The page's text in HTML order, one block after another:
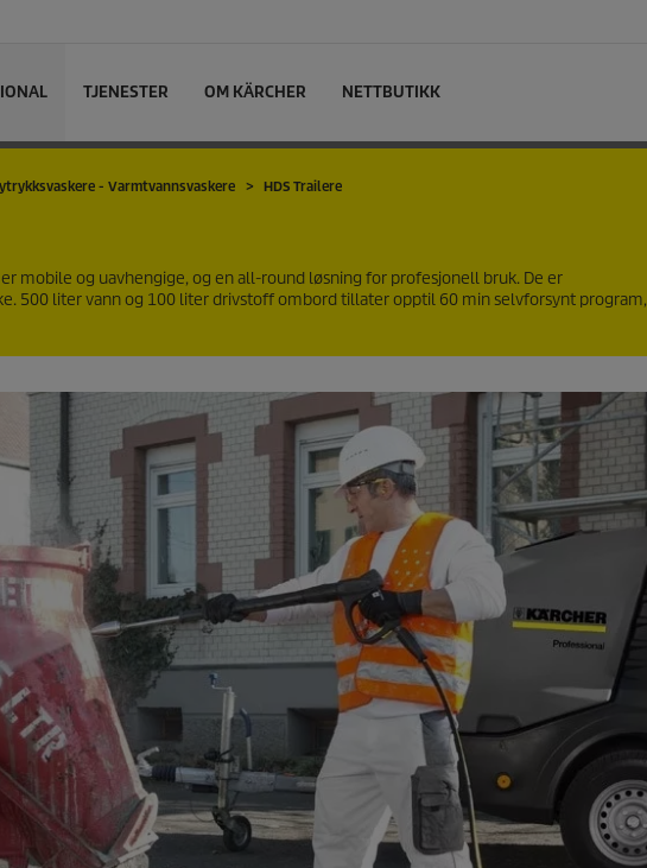
TJENESTER OM KÄRCHER NETTBUTIKK
- Varmtvannsvaskere HDS Trailere
mobile og uavhengige, og en all-round løsning for profesjonell bruk. De er
500 liter vann og 100 liter drivstoff ombord tillater opptil 60 min selvforsynt program,